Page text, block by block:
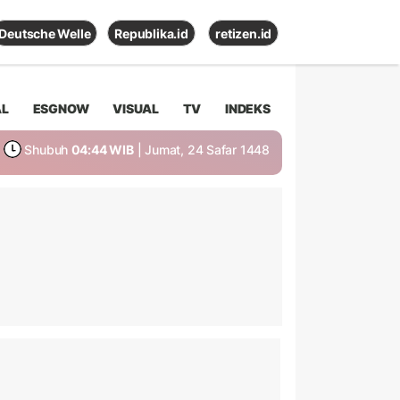
Deutsche Welle Republika.id retizen.id
ESGNOW VISUAL TV INDEKS
Shubuh 04:44 WIB | Jumat, 24 Safar 1448